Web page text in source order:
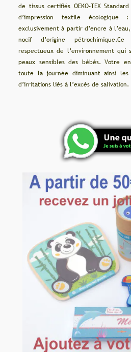
de tissus certifiés OEKO-TEX
d’impression textile écologique :
exclusivement à partir d’encre à
nocif d’origine
respectueux de l’environnement qui
peaux sensibles des bébés. Votre
toute la journée diminuant ainsi les
d’irritations liés à l’excès de salivation.